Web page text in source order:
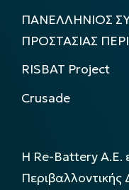
ΠΑΝΕΛΛΗΝΙΟΣ
ΠΡΟΣΤΑΣΙΑΣ
RISBAT Project
Crusade
Η Re-Battery Α.Ε.
Περιβαλλοντικής